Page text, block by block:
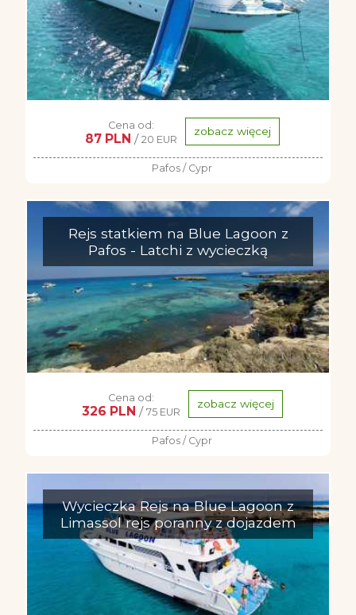
Cena od:
87 PLN / 20 EUR
zobacz więcej
Pafos / Cypr
Rejs statkiem na Blue Lagoon z
Pafos - Latchi z wycieczką
Cena od:
326 PLN / 75 EUR
zobacz więcej
Pafos / Cypr
Wycieczka Rejs na Blue Lagoon z
Limassol rejs poranny z dojazdem